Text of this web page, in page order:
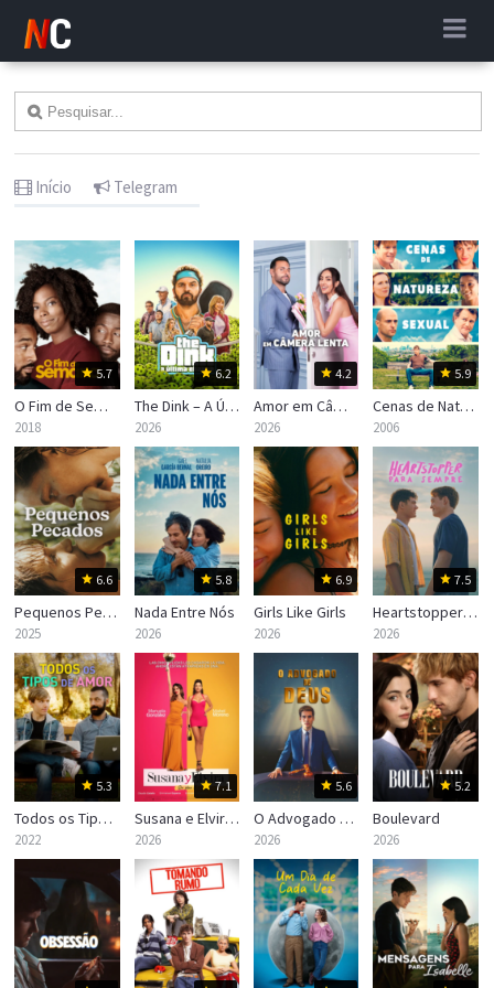
Início Telegram
5.7
O Fim de Semana
2018
6.2
The Dink – A Última Chance
2026
4.2
Amor em Câmera Lenta
2026
5.9
Cenas de Natureza Sexual
2006
6.6
Pequenos Pecados
2025
5.8
Nada Entre Nós
2026
6.9
Girls Like Girls
2026
7.5
Heartstopper Para Sempre
2026
5.3
Todos os Tipos de Amor
2022
7.1
Susana e Elvira: Sem Plano B
2026
5.6
O Advogado de Deus
2026
5.2
Boulevard
2026